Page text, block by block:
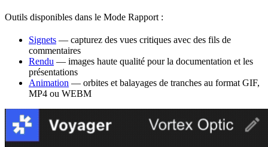
Outils disponibles dans le Mode Rapport :
Signets — capturez des vues critiques avec des fils de
commentaires
Rendu — images haute qualité pour la documentation et les
présentations
Animation — orbites et balayages de tranches au format GIF,
MP4 ou WEBM